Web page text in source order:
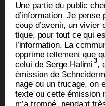
Une par­tie du public
d’information. Je pense
coup d’avenir, un
tique, pour tout ce qui
l’information. La
opprime tel­le­ment que
celui de Serge Hali­mi 3,
émis­sion de
nage ou un tru­cage, on
texte ou cette émis­sion
m’a trom­pé, pen­dant